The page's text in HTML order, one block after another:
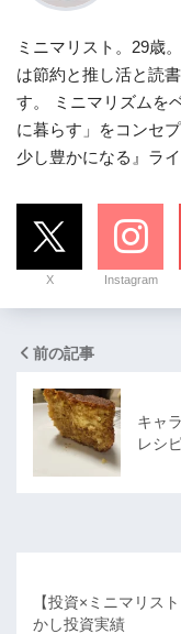
ミニマリスト。29歳
は節約と推し活と読
す。 ミニマリズムを
に暮らす」をコンセ
少し豊かになる』ラ
X Instagram
前の記事
キャ
レシピ
【投資×ミニマリス
かし投資実績